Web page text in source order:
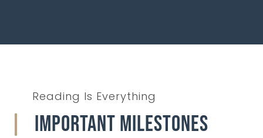
Reading Is Everything
Important Milestones